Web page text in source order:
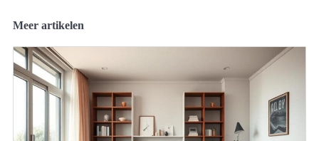
Meer artikelen